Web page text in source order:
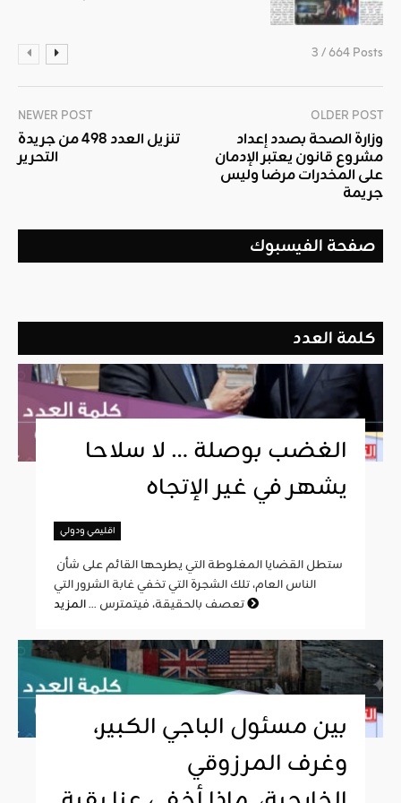
3 / 664 Posts
NEWER POST
تنزيل العدد 498 من جريدة
التحرير
OLDER POST
وزارة الصحة بصدد إعداد
مشروع قانون يعتبر الإدمان
على المخدرات مرضا وليس
جريمة
صفحة الفيسبوك
كلمة العدد
الغضب بوصلة … لا سلاحا
يشهر في غير الإتجاه
اقليمي ودولي
الناس العام، تلك الشجرة التي تخفي غابة الشرور التي
تعصف بالحقيقة، فيتمترس ...
بين مسئول الباجي الكبير،
وغرف المرزوقي